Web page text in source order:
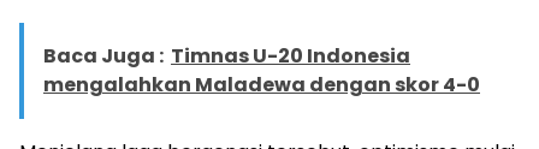
Baca Juga : Timnas U-20 Indonesia
mengalahkan Maladewa dengan skor 4-0